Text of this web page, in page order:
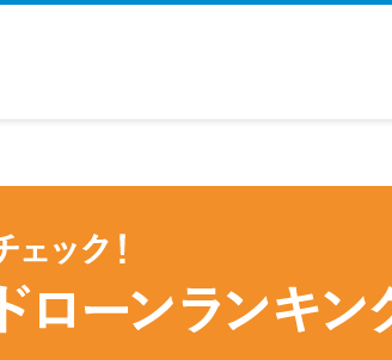
バレずに借りたい方向け